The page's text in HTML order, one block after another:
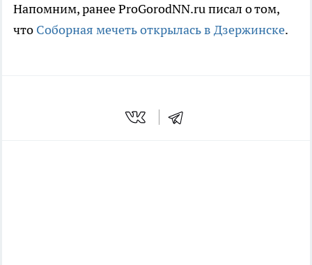
Напомним, ранее ProGorodNN.ru писал о том,
что Соборная мечеть открылась в Дзержинске.